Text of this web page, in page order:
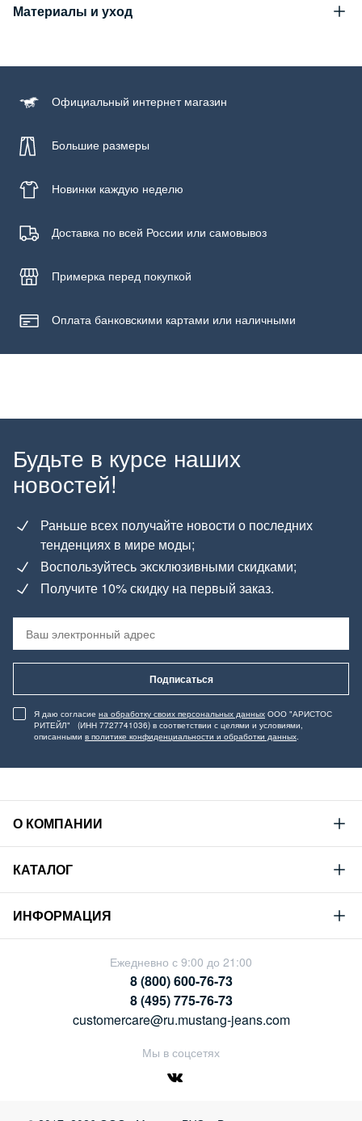
Материалы и уход
100% хлопок
Официальный интернет магазин
Большие размеры
Новинки каждую неделю
Доставка по всей России или самовывоз
Примерка перед покупкой
Оплата банковскими картами или наличными
Будьте в курсе наших
новостей!
Раньше всех получайте новости о последних
тенденциях в мире моды;
Воспользуйтесь эксклюзивными скидками;
Получите 10% скидку на первый заказ.
Подписаться
Я даю согласие на обработку своих персональных данных ООО "АРИСТОС
РИТЕЙЛ" (ИНН 7727741036) в соответствии с целями и условиями,
описанными в политике конфиденциальности и обработки данных
О КОМПАНИИ
Mustang
Философия
Устойчивое развитие
Сотрудничество
КАТАЛОГ
Новая коллекция
Гид по мужскому дениму
Гид по женскому дениму
ИНФОРМАЦИЯ
Условия продажи
Политика конфиденциальности
Ежедневно с 9:00 до 21:00
8 (800) 600-76-73
8 (495) 775-76-73
customercare@ru.mustang-jeans.com
Мы в соцсетях